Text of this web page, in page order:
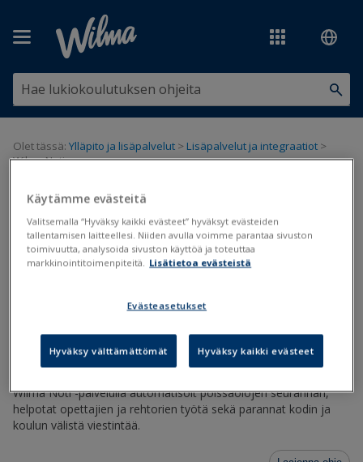
Olet tässä: Ylläpito ja lisäpalvelut > Lisäpalvelut ja integraatiot >
Wilma Noti
Wilma Noti
Poissaolot
Noti
Wilma Noti on maksullinen lisäpalvelu.Lisätietoa ja
tilauslomake
Wilma Noti -palvelulla automatisoit poissaolojen seurannan,
helpotat opettajien ja rehtorien työtä sekä parannat kodin ja
koulun välistä viestintää.
Käytämme evästeitä
Valitsemalla “Hyväksy kaikki evästeet” hyväksyt evästeiden
tallentamisen laitteellesi. Niiden avulla voimme parantaa sivuston
toimivuutta, analysoida sivuston käyttöä ja toteuttaa
markkinointitoimenpiteitä. Lisätietoa evästeistä
Evästeasetukset
Hyväksy välttämättömät Hyväksy kaikki evästeet